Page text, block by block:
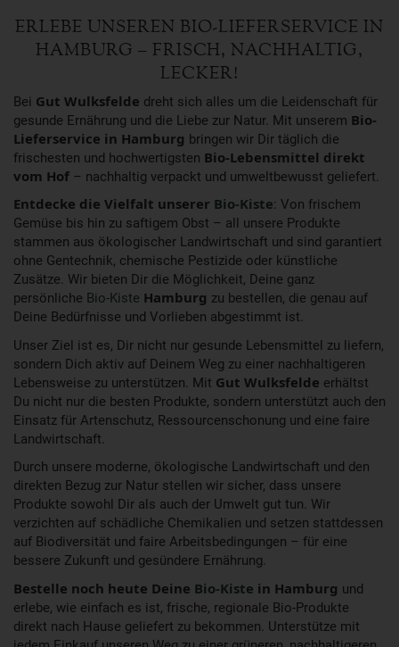
ERLEBE UNSEREN BIO-LIEFERSERVICE IN
HAMBURG – FRISCH, NACHHALTIG,
LECKER!
Bei Gut Wulksfelde dreht sich alles um die Leidenschaft für
gesunde Ernährung und die Liebe zur Natur. Mit unserem Bio-
Lieferservice in Hamburg bringen wir Dir täglich die
frischesten und hochwertigsten Bio-Lebensmittel direkt
vom Hof – nachhaltig verpackt und umweltbewusst geliefert.
Entdecke die Vielfalt unserer Bio-Kiste: Von frischem
Gemüse bis hin zu saftigem Obst – all unsere Produkte
stammen aus ökologischer Landwirtschaft und sind garantiert
ohne Gentechnik, chemische Pestizide oder künstliche
Zusätze. Wir bieten Dir die Möglichkeit, Deine ganz
persönliche Bio-Kiste Hamburg zu bestellen, die genau auf
Deine Bedürfnisse und Vorlieben abgestimmt ist.
Unser Ziel ist es, Dir nicht nur gesunde Lebensmittel zu liefern,
sondern Dich aktiv auf Deinem Weg zu einer nachhaltigeren
Lebensweise zu unterstützen. Mit Gut Wulksfelde erhältst
Du nicht nur die besten Produkte, sondern unterstützt auch den
Einsatz für Artenschutz, Ressourcenschonung und eine faire
Landwirtschaft.
Durch unsere moderne, ökologische Landwirtschaft und den
direkten Bezug zur Natur stellen wir sicher, dass unsere
Produkte sowohl Dir als auch der Umwelt gut tun. Wir
verzichten auf schädliche Chemikalien und setzen stattdessen
auf Biodiversität und faire Arbeitsbedingungen – für eine
bessere Zukunft und gesündere Ernährung.
Bestelle noch heute Deine Bio-Kiste in Hamburg und
erlebe, wie einfach es ist, frische, regionale Bio-Produkte
direkt nach Hause geliefert zu bekommen. Unterstütze mit